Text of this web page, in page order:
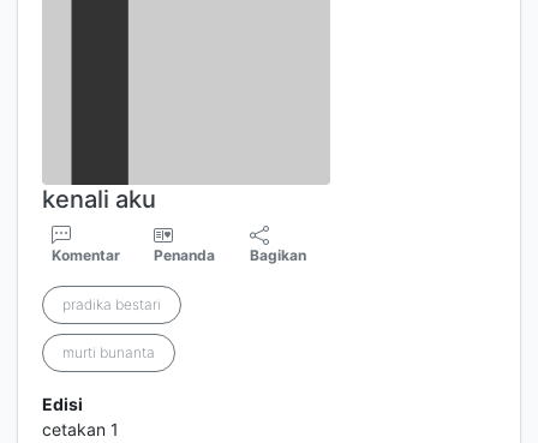
kenali aku
Komentar Penanda Bagikan
pradika bestari
murti bunanta
Edisi
cetakan 1